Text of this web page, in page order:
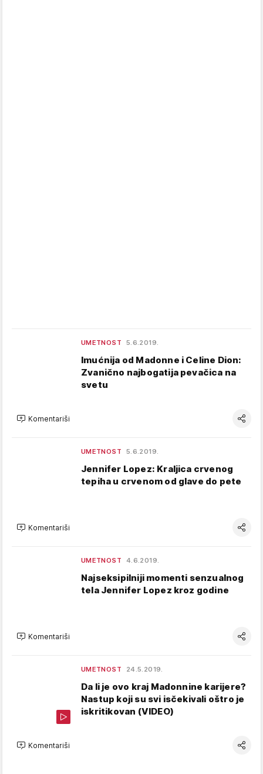
UMETNOST 5.6.2019.
Imućnija od Madonne i Celine Dion:
Zvanično najbogatija pevačica na
svetu
Komentariši
UMETNOST 5.6.2019.
Jennifer Lopez: Kraljica crvenog
tepiha u crvenom od glave do pete
Komentariši
UMETNOST 4.6.2019.
Najseksipilniji momenti senzualnog
tela Jennifer Lopez kroz godine
Komentariši
UMETNOST 24.5.2019.
Da li je ovo kraj Madonnine karijere?
Nastup koji su svi isčekivali oštro je
iskritikovan (VIDEO)
Komentariši